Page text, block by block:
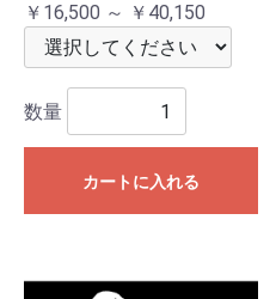
￥16,500 ～ ￥40,150
数量
カートに入れる